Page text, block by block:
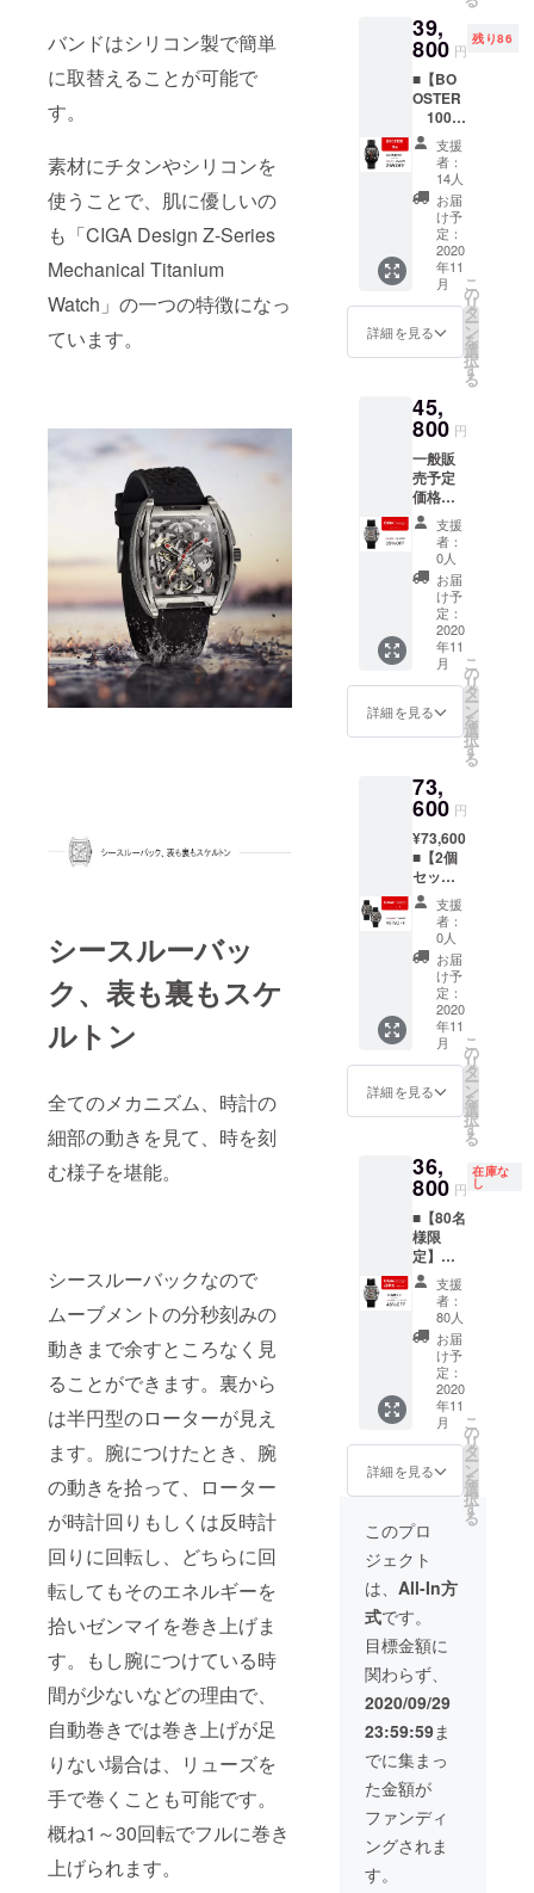
バンドはシリコン製で簡単
に取替えることが可能で
す。
素材にチタンやシリコンを
使うことで、肌に優しいの
も「CIGA Design Z-Series
Mechanical Titanium
Watch」の一つの特徴になっ
ています。
シースルーバッ
ク、表も裏もスケ
ルトン
全てのメカニズム、時計の
細部の動きを見て、時を刻
む様子を堪能。
シースルーバックなので
ムーブメントの分秒刻みの
動きまで余すところなく見
ることができます。裏から
は半円型のローターが見え
ます。腕につけたとき、腕
の動きを拾って、ローター
が時計回りもしくは反時計
回りに回転し、どちらに回
転してもそのエネルギーを
拾いゼンマイを巻き上げま
す。もし腕につけている時
間が少ないなどの理由で、
自動巻きでは巻き上げが足
りない場合は、リューズを
手で巻くことも可能です。
概ね1～30回転でフルに巻き
上げられます。
クチェ
ンジ
ロック
タイト
スプリ
ング
バーで
す。 ＊
シリコ
ン製の
バンド
カラー
はお選
びいた
だけま
お届け
が遅延
可能性
がござ
います
事をご
了承く
ださ
い。 ＊
販売価
格は、
変更に
なる可
能性が
ござい
ます事
をご了
承くだ
さい。
います
事をご
了承く
ださ
い。 ＊
販売価
格は、
変更に
なる可
能性が
ござい
ます事
をご了
承くだ
さい。
販売価
格は、
変更に
なる可
能性が
ござい
ます事
をご了
承くだ
さい。
・ オレ
ンジ ＊
シリコ
ン製の
バンド
カラー
はお選
びいた
だけま
す。 ＊
お届け
が遅延
になる
可能性
がござ
います
事をご
販売価
格は、
変更に
なる可
能性が
ござい
ます事
をご了
承くだ
さい。
x1 ・牛
皮のバ
ンド x1
・シリ
コン製
のバン
ド x1
【シリ
コン製
のバン
ドカ
ラー】
・ ブ
ラック
・ オレ
ンジ ＊
シリコ
はお選
びいた
だけま
す。 ＊
お届け
が遅延
になる
可能性
がござ
います
事をご
了承く
ださ
い。 ＊
販売価
格は、
変更に
ます事
をご了
さい。
39,
800 円
残り86
■【BO
OSTER
100名
様 限
定】 一
般販売
予定価
53,000
円より
25％オ
【パッ
ケージ
内容】
・CIGA
機械式
腕時計
x1 ・牛
皮のバ
ンド x1
・シリ
コン製
のバン
ド x1
【シリ
コン製
のバン
ドカ
ラー】
・ ブ
ラック
＊お届
性がご
ざいま
す事を
ご了承
くださ
い。 ＊
販売価
格は、
変更に
なる可
能性が
ござい
ます事
をご了
承くだ
さい。
支援
者：
14人
お届
け予
定：
2020
年11
月
詳細を見る
こ
の
リ
タ
ー
ン
を
選
択
す
る
45,
800 円
一般販
売予定
価格
69,800
円より
35％オ
フ
【パッ
ケージ
内容】
・CIGA
Design
機械式
腕時計
x1 ・牛
皮のバ
・シリ
コン製
のバン
ド x1
【シリ
コン製
のバン
ドカ
ラー】
・ ブ
ラック
・ オレ
ンジ ＊
シリコ
ン製の
バンド
カラー
す。 ＊
お届け
が遅延
になる
可能性
がござ
います
事をご
了承く
ださ
い。 ＊
販売価
格は、
変更に
なる可
能性が
ござい
承くだ
支援
者：
0人
お届
け予
定：
2020
年11
月
詳細を見る
こ
の
リ
タ
ー
ン
を
選
択
す
る
73,
600 円
¥73,600
■【2個
セッ
ト】 一
般販売
予定価
格
139,600
円より
48％オ
【パッ
ケージ
内容】
・CIGA
Design
腕時計
x2 ・牛
皮のバ
ンド x2
・シリ
コン製
のバン
ド x2
【シリ
コン製
のバン
ドカ
ラー】
・ ブ
ラック
・ オレ
ンジ ＊
バンド
カラー
はお選
びいた
だけま
す。 ＊
お届け
が遅延
になる
可能性
がござ
います
事をご
了承く
ださ
い。 ＊
販売価
格は、
支援
者：
0人
お届
け予
定：
2020
年11
月
詳細を見る
こ
の
リ
タ
ー
ン
を
選
択
す
る
36,
800 円
在庫な
し
■【80名
様限
定】
Super
Early
Bird 先
着80名
様限定
の特別
価格 一
般販売
予定価
格
69,800
円より
48％オ
フ
【パッ
ケージ
内容】
・CIGA
Design
機械式
腕時計
x1 ・牛
皮のバ
ンド x1
・シリ
コン製
のバン
ド x1
【シリ
コン製
のバン
支援
者：
80人
お届
け予
定：
2020
年11
月
詳細を見る
こ
の
リ
タ
ー
ン
を
選
択
す
る
このプロ
ジェクト
は、 All-In方
式です。
目標金額に
関わらず、
2020/09/29
23:59:59ま
でに集まっ
た金額が
ファンディ
ングされま
す。